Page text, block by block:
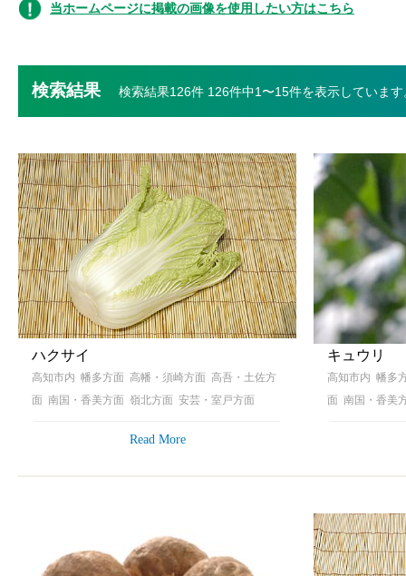
当ホームページに掲載の画像を使用したい方はこちら
検索結果 検索結果126件 126件中1〜15件を表示しています
ハクサイ
高知市内 幡多方面 高幡・須崎方面 高吾・土佐方
面 南国・香美方面 嶺北方面 安芸・室戸方面
Read More
キュウリ
高知市内 幡多
面 南国・香美